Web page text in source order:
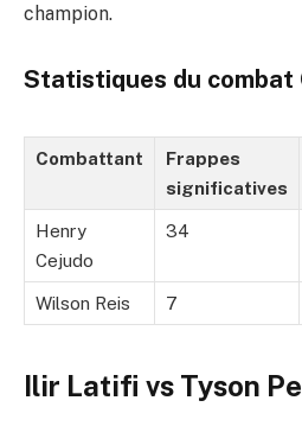
champion.
Statistiques du combat
Combattant
Frappes
significatives
Henry
Cejudo
34
Wilson Reis 7
Ilir Latifi vs Tyson